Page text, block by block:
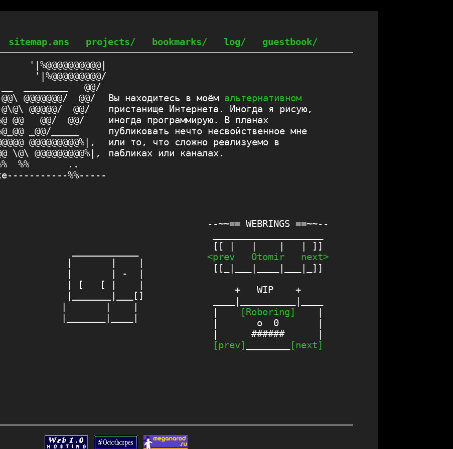
sitemap.ans projects/ bookmarks/ log/ guestbook/
________   @@/
@@@@@@@/  @@/
@@@@@/  @@/
@@   @@/  @@/
%@_@@ _@@/_____
@@@@@@@@@%|,
\@\ @@@@@@@@@%|,
%%       ..
%%-----
Вы находитесь в моём альтернативном
пристанище Интернета. Иногда я рисую,
иногда программирую. В планах
публиковать нечто несвойственное мне
или то, что сложно реализуемо в
пабликах или каналах.
|       |    |
|       | -  |
| [   [ |    |
|_______|___[]
|       |    |
--~~== WEBRINGS ==~~--
<prev
Otomir
next>
[[_|___|____|___|_]]
     +   WIP    +
____|__________|____
|
[Roboring]
    |
|       o  0       |
|      ######      |
[prev]
[next]